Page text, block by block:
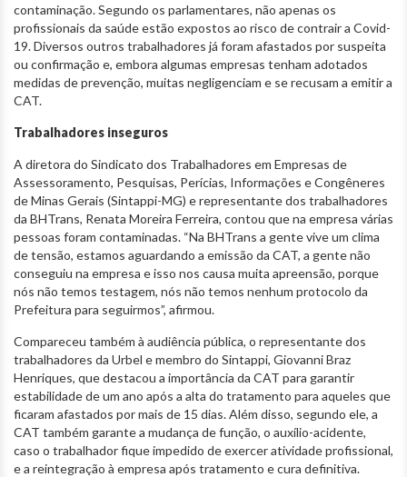
contaminação. Segundo os parlamentares, não apenas os
profissionais da saúde estão expostos ao risco de contrair a Covid-
19. Diversos outros trabalhadores já foram afastados por suspeita
ou confirmação e, embora algumas empresas tenham adotados
medidas de prevenção, muitas negligenciam e se recusam a emitir a
CAT.
Trabalhadores inseguros
A diretora do Sindicato dos Trabalhadores em Empresas de
Assessoramento, Pesquisas, Perícias, Informações e Congêneres
de Minas Gerais (Sintappi-MG) e representante dos trabalhadores
da BHTrans, Renata Moreira Ferreira, contou que na empresa várias
pessoas foram contaminadas. “Na BHTrans a gente vive um clima
de tensão, estamos aguardando a emissão da CAT, a gente não
conseguiu na empresa e isso nos causa muita apreensão, porque
nós não temos testagem, nós não temos nenhum protocolo da
Prefeitura para seguirmos”, afirmou.
Compareceu também à audiência pública, o representante dos
trabalhadores da Urbel e membro do Sintappi, Giovanni Braz
Henriques, que destacou a importância da CAT para garantir
estabilidade de um ano após a alta do tratamento para aqueles que
ficaram afastados por mais de 15 dias. Além disso, segundo ele, a
CAT também garante a mudança de função, o auxílio-acidente,
caso o trabalhador fique impedido de exercer atividade profissional,
e a reintegração à empresa após tratamento e cura definitiva.